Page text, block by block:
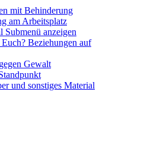
mit Behinderung
am Arbeitsplatz
Submenü anzeigen
Beziehungen auf
Gewalt
und sonstiges Material